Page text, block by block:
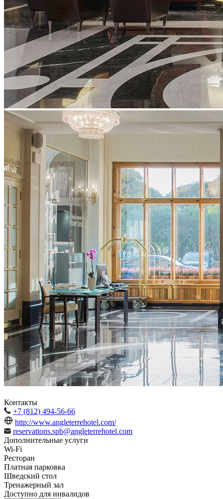
Контакты
+7 (812) 494-56-66
http://www.angleterrehotel.com/
reservations.spb@angleterrehotel.com
Дополнительные услуги
Wi-Fi
Ресторан
Платная парковка
Шведский стол
Тренажерный зал
Доступно для инвалидов